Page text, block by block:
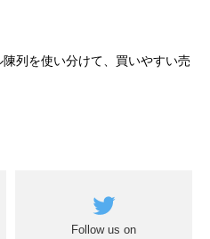
列を使い分けて、買いやすい売
Follow us on